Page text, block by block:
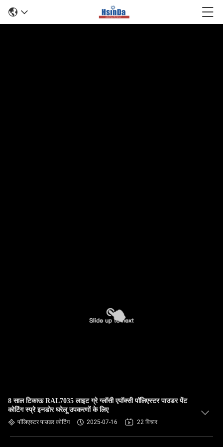
8 साल टिकाऊ RAL7035 लाइट ग्रे ग्लॉसी एपॉक्सी पॉलिएस्टर पाउडर पेंट
कोटिंग स्प्रे इनडोर घरेलू उपकरणों के लिए
पॉलिएस्टर पाउडर कोटिंग 2025-07-16 22 विचार